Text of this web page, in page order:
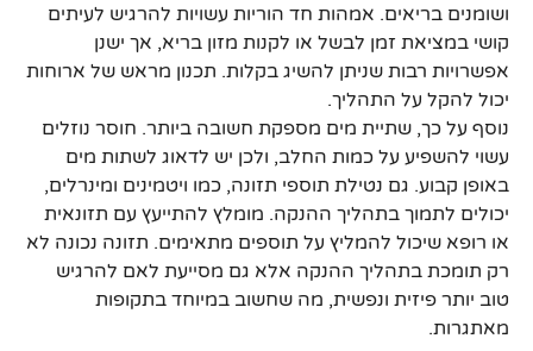
ושומנים בריאים. אמהות חד הוריות עשויות להרגיש לעיתים
קושי במציאת זמן לבשל או לקנות מזון בריא, אך ישנן
אפשרויות רבות שניתן להשיג בקלות. תכנון מראש של ארוחות
יכול להקל על התהליך.
נוסף על כך, שתיית מים מספקת חשובה ביותר. חוסר נוזלים
עשוי להשפיע על כמות החלב, ולכן יש לדאוג לשתות מים
באופן קבוע. גם נטילת תוספי תזונה, כמו ויטמינים ומינרלים,
יכולים לתמוך בתהליך ההנקה. מומלץ להתייעץ עם תזונאית
או רופא שיכול להמליץ על תוספים מתאימים. תזונה נכונה לא
רק תומכת בתהליך ההנקה אלא גם מסייעת לאם להרגיש
טוב יותר פיזית ונפשית, מה שחשוב במיוחד בתקופות
מאתגרות.